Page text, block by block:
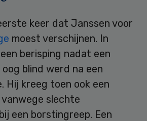
keer dat Janssen voor
moest verschijnen. In
berisping nadat een
blind werd na een
Hij kreeg toen ook een
slechte
een borstingreep. Een